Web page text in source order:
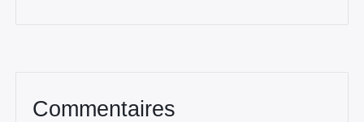
Commentaires